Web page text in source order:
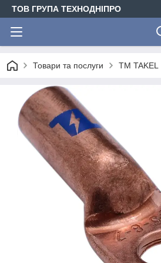
ТОВ ГРУПА ТЕХНОДНІПРО
Товари та послуги TM TAKEL